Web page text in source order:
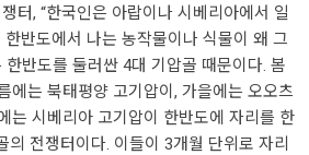
터, “한국인은 아랍이나 시베리아에서 일
반도에서 나는 농작물이나 식물이 왜 그
반도를 둘러싼 4대 기압골 때문이다. 봄
에는 북태평양 고기압이, 가을에는 오오츠
는 시베리아 고기압이 한반도에 자리를 한
의 전쟁터이다. 이들이 3개월 단위로 자리